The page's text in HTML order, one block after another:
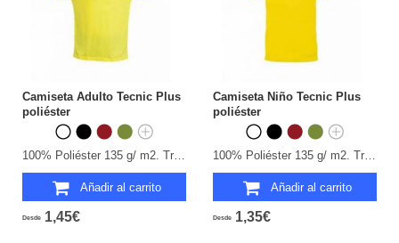
Camiseta Adulto Tecnic Plus
poliéster
100% Poliéster 135 g/ m2. Transpirable. Tallas: S, M, L, XL, XXL.
Añadir al carrito
Desde 1,45€
Camiseta Niño Tecnic Plus
poliéster
100% Poliéster 135 g/ m2. Transpirable. Tallas: 4-5, 6-8, 10-12.
Añadir al carrito
Desde 1,35€